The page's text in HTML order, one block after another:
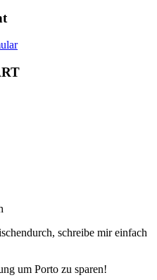
schreibe mir einfach
um Porto zu sparen!